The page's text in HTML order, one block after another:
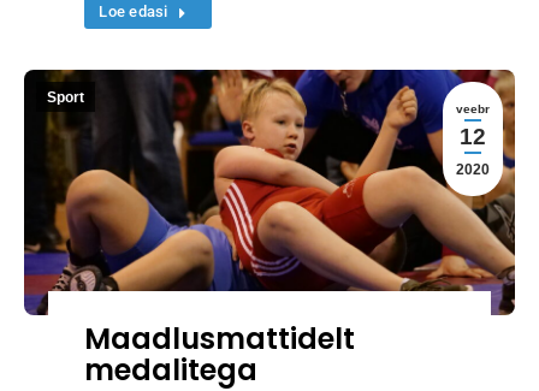
Loe edasi
veebr
12
2020
Sport
Maadlusmattidelt
medalitega